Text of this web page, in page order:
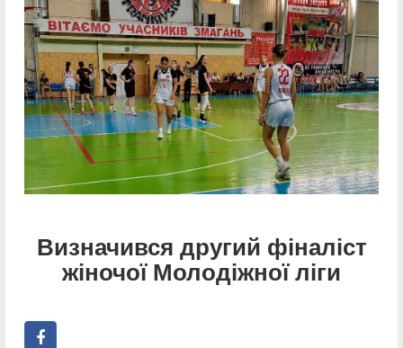
Визначився другий фіналіст
жіночої Молодіжної ліги